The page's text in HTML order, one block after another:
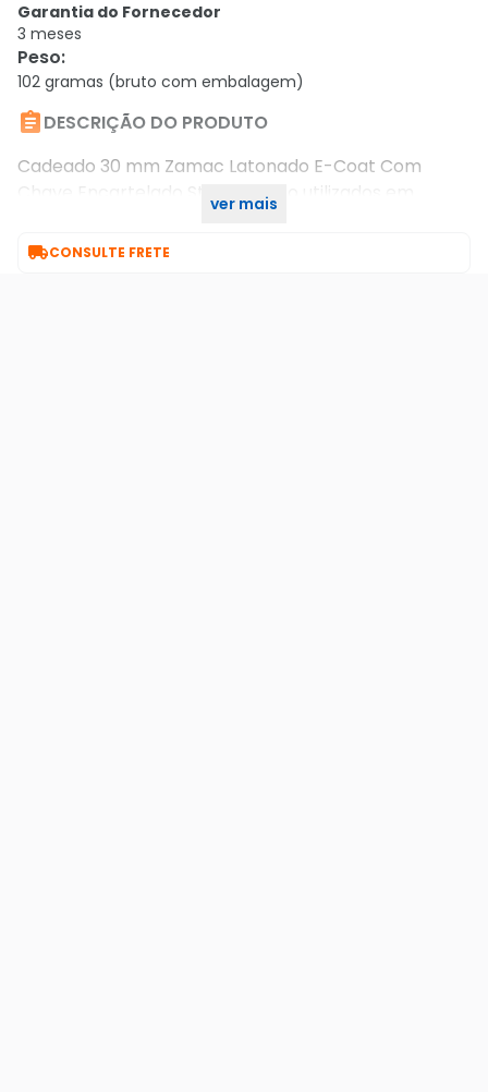
Garantia do Fornecedor
3 meses
Peso:
102 gramas (bruto com embalagem)
DESCRIÇÃO DO PRODUTO
Cadeado 30 mm Zamac Latonado E-Coat Com
Chave Encartelado Stam - Muito utilizados em
ver mais
CONSULTE FRETE